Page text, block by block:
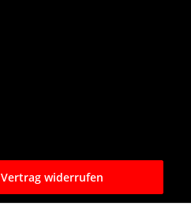
Vertrag widerrufen